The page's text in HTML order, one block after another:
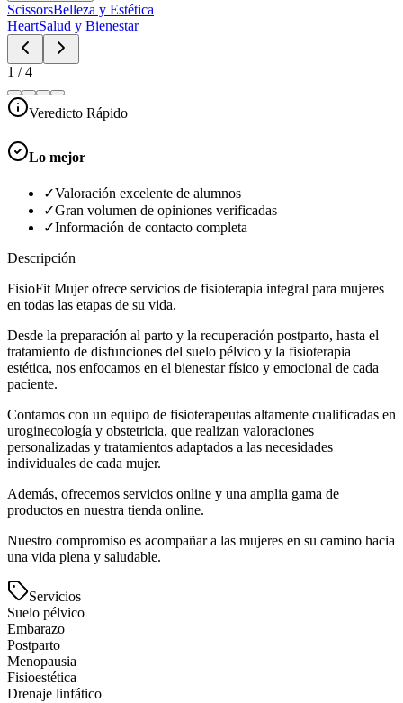
ScissorsBelleza y Estética
HeartSalud y Bienestar
1 /4
Veredicto Rápido
Lo mejor
✓Valoración excelente de alumnos
✓Gran volumen de opiniones verificadas
✓Información de contacto completa
Descripción
FisioFit Mujer ofrece servicios de fisioterapia integral para mujeres
en todas las etapas de su vida.
Desde la preparación al parto y la recuperación postparto, hasta el
tratamiento de disfunciones del suelo pélvico y la fisioterapia
estética, nos enfocamos en el bienestar físico y emocional de cada
paciente.
Contamos con un equipo de fisioterapeutas altamente cualificadas en
uroginecología y obstetricia, que realizan valoraciones
personalizadas y tratamientos adaptados a las necesidades
individuales de cada mujer.
Además, ofrecemos servicios online y una amplia gama de
productos en nuestra tienda online.
Nuestro compromiso es acompañar a las mujeres en su camino hacia
una vida plena y saludable.
Servicios
Suelo pélvico
Embarazo
Postparto
Menopausia
Fisioestética
Drenaje linfático